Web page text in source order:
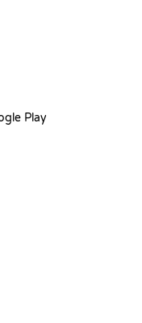
Play